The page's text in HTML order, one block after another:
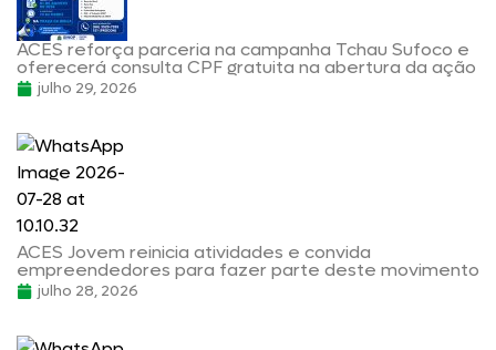
ACES reforça parceria na campanha Tchau Sufoco e
oferecerá consulta CPF gratuita na abertura da ação
julho 29, 2026
ACES Jovem reinicia atividades e convida
empreendedores para fazer parte deste movimento
julho 28, 2026